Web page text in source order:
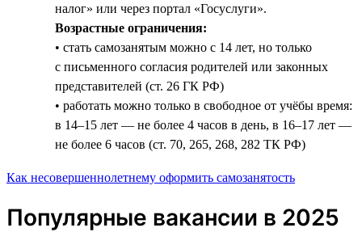
налог» или через портал «Госуслуги».
Возрастные ограничения:
• стать самозанятым можно с 14 лет, но только
с письменного согласия родителей или законных
представителей (ст. 26 ГК РФ)
• работать можно только в свободное от учёбы время:
в 14–15 лет — не более 4 часов в день, в 16–17 лет —
не более 6 часов (ст. 70, 265, 268, 282 ТК РФ)
Как несовершеннолетнему оформить самозанятость
Популярные вакансии в 2025